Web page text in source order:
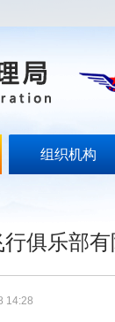
组织机构
俱乐部
14:28